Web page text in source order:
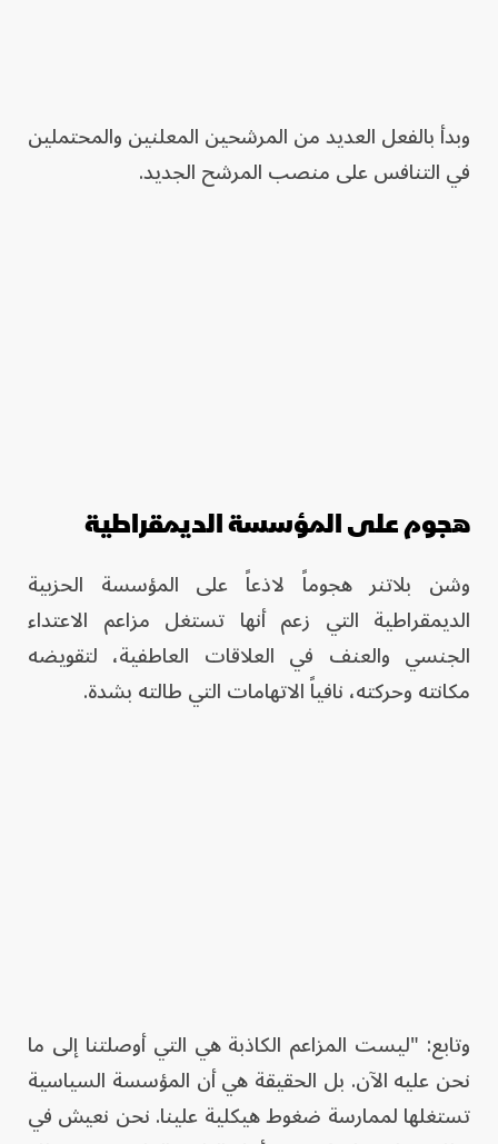
وبدأ بالفعل العديد من المرشحين المعلنين والمحتملين
في التنافس على منصب المرشح الجديد.
هجوم على المؤسسة الديمقراطية
وشن بلاتنر هجوماً لاذعاً على المؤسسة الحزبية
الديمقراطية التي زعم أنها تستغل مزاعم الاعتداء
الجنسي والعنف في العلاقات العاطفية، لتقويضه
مكانته وحركته، نافياً الاتهامات التي طالته بشدة.
وتابع: "ليست المزاعم الكاذبة هي التي أوصلتنا إلى ما
نحن عليه الآن. بل الحقيقة هي أن المؤسسة السياسية
تستغلها لممارسة ضغوط هيكلية علينا. نحن نعيش في